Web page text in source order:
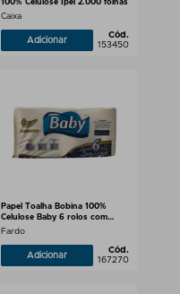
100% Celulose Ipel 2.000 folhas
Caixa
Adicionar
Cód.
153450
Papel Toalha Bobina 100%
Celulose Baby 6 rolos com
200m
Fardo
Adicionar
Cód.
167270